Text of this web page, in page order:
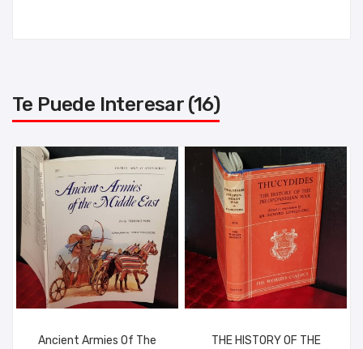
Te Puede Interesar (16)
Ancient Armies Of The
THE HISTORY OF THE